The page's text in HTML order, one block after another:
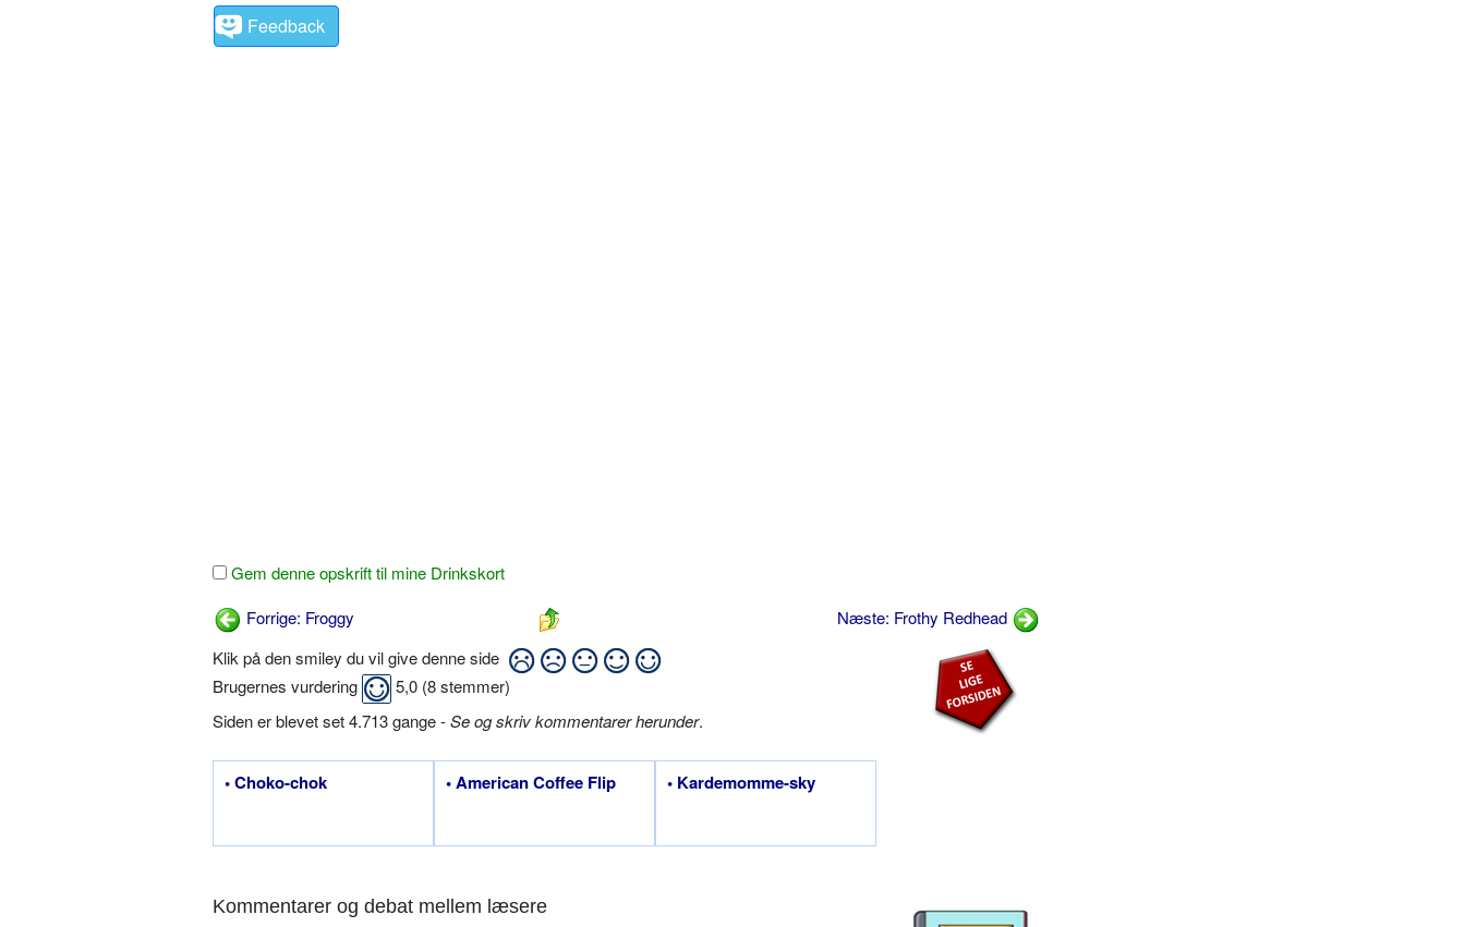
Feedback
Gem denne opskrift til mine Drinkskort
Forrige: Froggy
Næste: Frothy Redhead
Klik på den smiley du vil give denne side
Brugernes vurdering
5,0 (8stemmer)
Siden er blevet set 4.713 gange -Se og skriv kommentarer herunder.
• Choko-chok • American Coffee Flip • Kardemomme-sky
Kommentarer og debat mellem læsere